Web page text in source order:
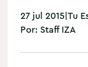
27 jul 2015|Tu
Por: Staff IZA